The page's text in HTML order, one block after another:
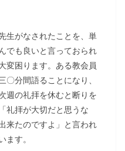
生がなされたことを、単
でも良いと言っておられ
変困ります。ある教会員
分間語ることになり、
週の礼拝を休むと断りを
礼拝が大切だと思うな
来たのですよ」と言われ
す。